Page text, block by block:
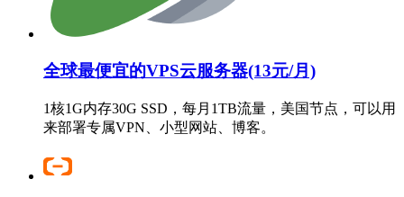
全球最便宜的VPS云服务器(13元/月)
1核1G内存30G SSD，每月1TB流量，美国节点，可以用
来部署专属VPN、小型网站、博客。